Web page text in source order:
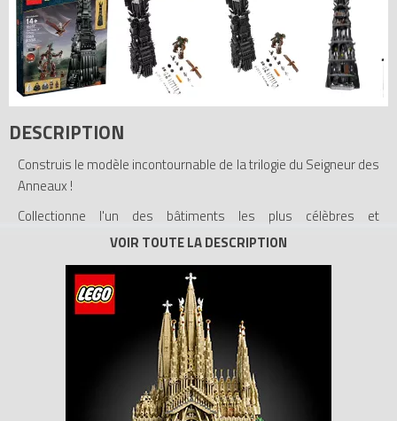
DESCRIPTION
Construis le modèle incontournable de la trilogie du Seigneur des
Anneaux !
Collectionne l'un des bâtiments les plus célèbres et
emblématiques de la trilogie du Seigneur des anneaux : La tour
fascinants liés au film, incluant le grenier, la bibliothèque, la salle
d'alchimie, la salle du trône de Saroumane, le hall d'entrée et le
donjon. Ce modèle exclusif comprend certaines des scènes les
plus célèbres tirées des films du Seigneur des Anneaux. Plonge
avec le Grand Aigle et sauve Gandalf le Gris qui est emprisonné
en haut de la tour après sa défaite contre le magicien blanc,
Saroumane. Construis le puissant Ent, semblable à un arbre,